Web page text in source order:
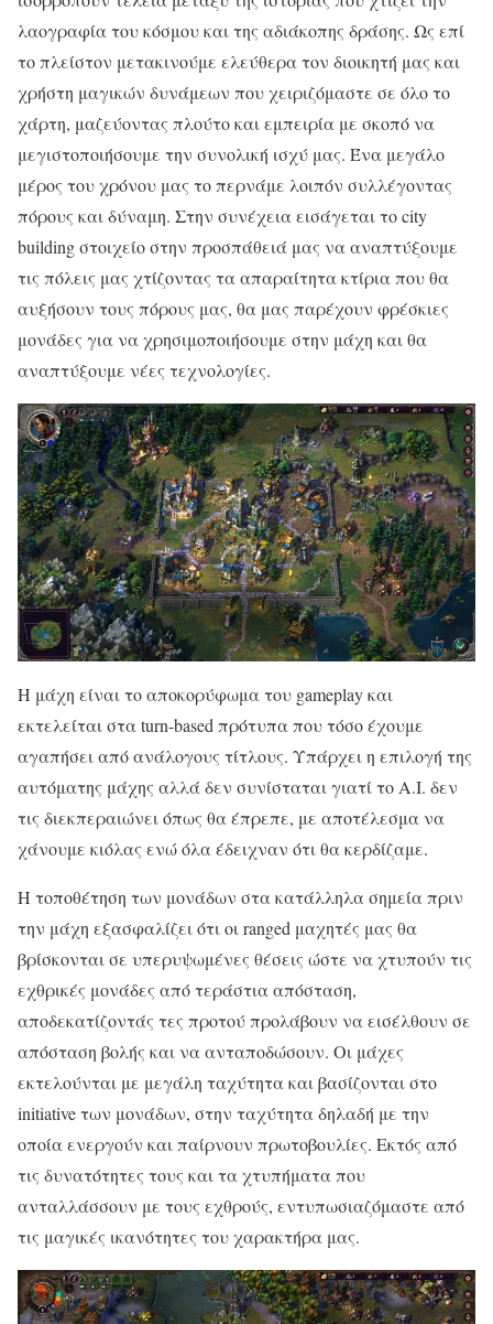
λαογραφία του κόσμου και της αδιάκοπης δράσης. Ως επί
το πλείστον μετακινούμε ελεύθερα τον διοικητή μας και
χρήστη μαγικών δυνάμεων που χειριζόμαστε σε όλο το
χάρτη, μαζεύοντας πλούτο και εμπειρία με σκοπό να
μεγιστοποιήσουμε την συνολική ισχύ μας. Ένα μεγάλο
μέρος του χρόνου μας το περνάμε λοιπόν συλλέγοντας
πόρους και δύναμη. Στην συνέχεια εισάγεται το city
building στοιχείο στην προσπάθειά μας να αναπτύξουμε
τις πόλεις μας χτίζοντας τα απαραίτητα κτίρια που θα
αυξήσουν τους πόρους μας, θα μας παρέχουν φρέσκιες
μονάδες για να χρησιμοποιήσουμε στην μάχη και θα
αναπτύξουμε νέες τεχνολογίες.
Η μάχη είναι το αποκορύφωμα του gameplay και
εκτελείται στα turn-based πρότυπα που τόσο έχουμε
αγαπήσει από ανάλογους τίτλους. Υπάρχει η επιλογή της
αυτόματης μάχης αλλά δεν συνίσταται γιατί το A.I. δεν
τις διεκπεραιώνει όπως θα έπρεπε, με αποτέλεσμα να
χάνουμε κιόλας ενώ όλα έδειχναν ότι θα κερδίζαμε.
Η τοποθέτηση των μονάδων στα κατάλληλα σημεία πριν
την μάχη εξασφαλίζει ότι οι ranged μαχητές μας θα
βρίσκονται σε υπερυψωμένες θέσεις ώστε να χτυπούν τις
εχθρικές μονάδες από τεράστια απόσταση,
αποδεκατίζοντάς τες προτού προλάβουν να εισέλθουν σε
απόσταση βολής και να ανταποδώσουν. Οι μάχες
εκτελούνται με μεγάλη ταχύτητα και βασίζονται στο
initiative των μονάδων, στην ταχύτητα δηλαδή με την
οποία ενεργούν και παίρνουν πρωτοβουλίες. Εκτός από
τις δυνατότητες τους και τα χτυπήματα που
ανταλλάσσουν με τους εχθρούς, εντυπωσιαζόμαστε από
τις μαγικές ικανότητες του χαρακτήρα μας.